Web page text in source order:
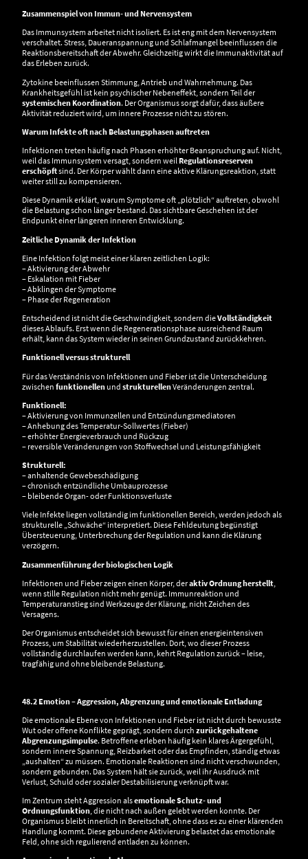
Zusammenspiel von Immun- und Nervensystem
Das Immunsystem arbeitet nicht isoliert. Es ist eng mit dem Nervensystem
verschaltet. Stress, Daueranspannung und Schlafmangel beeinflussen die
Reaktionsbereitschaft der Abwehr. Gleichzeitig wirkt die Immunaktivität auf
das Erleben zurück.
Zytokine beeinflussen Stimmung, Antrieb und Wahrnehmung. Das
Krankheitsgefühl ist kein psychischer Nebeneffekt, sondern Teil der
systemischen Koordination. Der Organismus sorgt dafür, dass äußere
Aktivität reduziert wird, um innere Prozesse nicht zu stören.
Warum Infekte oft nach Belastungsphasen auftreten
Infektionen treten häufig nach Phasen erhöhter Beanspruchung auf. Nicht,
weil das Immunsystem versagt, sondern weil Regulationsreserven
erschöpftsind. Der Körper wählt dann eine aktive Klärungsreaktion, statt
weiter still zu kompensieren.
Diese Dynamik erklärt, warum Symptome oft „plötzlich“ auftreten, obwohl
die Belastung schon länger bestand. Das sichtbare Geschehen ist der
Endpunkt einer längeren inneren Entwicklung.
Zeitliche Dynamik der Infektion
Eine Infektion folgt meist einer klaren zeitlichen Logik:
– Aktivierung der Abwehr
– Eskalation mit Fieber
– Abklingen der Symptome
– Phase der Regeneration
Entscheidend ist nicht die Geschwindigkeit, sondern dieVollständigkeit
dieses Ablaufs. Erst wenn die Regenerationsphase ausreichend Raum
erhält, kann das System wieder in seinen Grundzustand zurückkehren.
Funktionell versus strukturell
Für das Verständnis von Infektionen und Fieber ist die Unterscheidung
zwischen funktionellenund strukturellenVeränderungen zentral.
Funktionell:
– Aktivierung von Immunzellen und Entzündungsmediatoren
– Anhebung des Temperatur-Sollwertes (Fieber)
– erhöhter Energieverbrauch und Rückzug
– reversible Veränderungen von Stoffwechsel und Leistungsfähigkeit
Strukturell:
– anhaltende Gewebeschädigung
– chronisch entzündliche Umbauprozesse
– bleibende Organ- oder Funktionsverluste
Viele Infekte liegen vollständig im funktionellen Bereich, werden jedoch als
strukturelle „Schwäche“ interpretiert. Diese Fehldeutung begünstigt
Übersteuerung, Unterbrechung der Regulation und kann die Klärung
verzögern.
Zusammenführung der biologischen Logik
Infektionen und Fieber zeigen einen Körper, deraktiv Ordnung herstellt
wenn stille Regulation nicht mehr genügt. Immunreaktion und
Temperaturanstieg sind Werkzeuge der Klärung, nicht Zeichen des
Versagens.
Der Organismus entscheidet sich bewusst für einen energieintensiven
Prozess, um Stabilität wiederherzustellen. Dort, wo dieser Prozess
vollständig durchlaufen werden kann, kehrt Regulation zurück – leise,
tragfähig und ohne bleibende Belastung.
48.2 Emotion – Aggression, Abgrenzung und emotionale Entladung
Die emotionale Ebene von Infektionen und Fieber ist nicht durch bewusste
Wut oder offene Konflikte geprägt, sondern durch zurückgehaltene
Abgrenzungsimpulse. Betroffene erleben häufig kein klares Ärgergefühl,
sondern innere Spannung, Reizbarkeit oder das Empfinden, ständig etwas
„aushalten“ zu müssen. Emotionale Reaktionen sind nicht verschwunden,
sondern gebunden. Das System hält sie zurück, weil ihr Ausdruck mit
Verlust, Schuld oder sozialer Destabilisierung verknüpft war.
Im Zentrum steht Aggression alsemotionale Schutz- und
Ordnungsfunktion, die nicht nach außen gelebt werden konnte. Der
Organismus bleibt innerlich in Bereitschaft, ohne dass es zu einer klärenden
Handlung kommt. Diese gebundene Aktivierung belastet das emotionale
Feld, ohne sich regulierend entladen zu können.